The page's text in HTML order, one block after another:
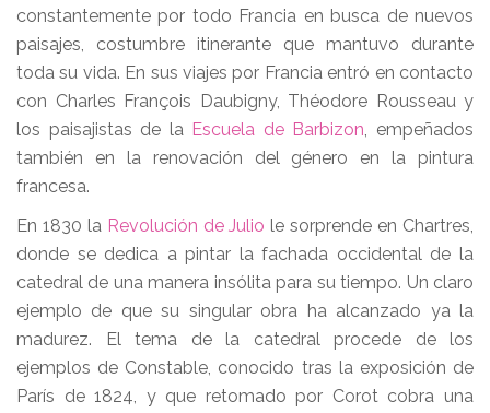
constantemente por todo Francia en busca de nuevos
paisajes, costumbre itinerante que mantuvo durante
toda su vida. En sus viajes por Francia entró en contacto
con Charles François Daubigny, Théodore Rousseau y
los paisajistas de la Escuela de Barbizon, empeñados
también en la renovación del género en la pintura
francesa.
En 1830 la Revolución de Julio le sorprende en Chartres,
donde se dedica a pintar la fachada occidental de la
catedral de una manera insólita para su tiempo. Un claro
ejemplo de que su singular obra ha alcanzado ya la
madurez. El tema de la catedral procede de los
ejemplos de Constable, conocido tras la exposición de
París de 1824, y que retomado por Corot cobra una